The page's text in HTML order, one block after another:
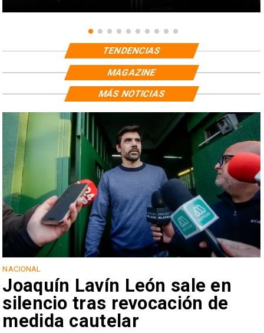
TENDENCIAS
MAGAZINE
NACIONAL
Joaquín Lavín León sale en
silencio tras revocación de
medida cautelar
MÁS NOTICIAS